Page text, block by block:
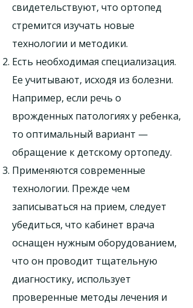
свидетельствуют, что ортопед
стремится изучать новые
технологии и методики.
Есть необходимая специализация.
Ее учитывают, исходя из болезни.
Например, если речь о
врожденных патологиях у ребенка,
то оптимальный вариант —
обращение к детскому ортопеду.
Применяются современные
технологии. Прежде чем
записываться на прием, следует
убедиться, что кабинет врача
оснащен нужным оборудованием,
что он проводит тщательную
диагностику, использует
проверенные методы лечения и